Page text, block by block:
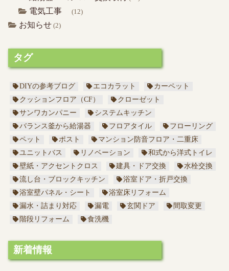
電気工事 (12)
お知らせ (2)
タグ
DIYの参考ブログ エコカラット
カーペット
クッションフロア（CF）
クローゼット
サンワカンパニー
システムキッチン
バランス釜から給湯器
フロアタイル
フローリング
ペット
ポスト
マンション防音フロア・二重床
ユニットバス
リノベーション
和式から洋式トイレ
壁紙・アクセントクロス
建具・ドア交換
水栓交換
流し台・ブロックキッチン
浴室ドア・折戸交換
浴室壁パネル・シート
浴室床リフォーム
漏水・詰まり対応
漏電 玄関ドア
間取変更
階段リフォーム
食洗機
新着情報